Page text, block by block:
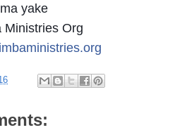
yake
Ministries Org